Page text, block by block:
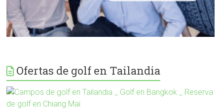
Ofertas de golf en Tailandia